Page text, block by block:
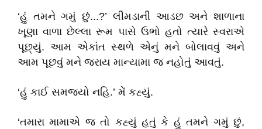
‘હું તમને ગમું છું...?’ લીમડાની આડછ અને શાળાના
ખૂણા વાળા છેલ્લા રૂમ પાસે ઉભો હતો ત્યારે સ્વરાએ
પૂછ્યું. આમ એકાંત સ્થળે એનું મને બોલાવવું અને
આમ પૂછવું મને જરાય માન્યામા જ નહોતું આવતું.
‘હું કાઈ સમજ્યો નહિ.’ મેં કહ્યું.
‘તમારા મામાએ જ તો કહ્યું હતું કે હું તમને ગમું છું,